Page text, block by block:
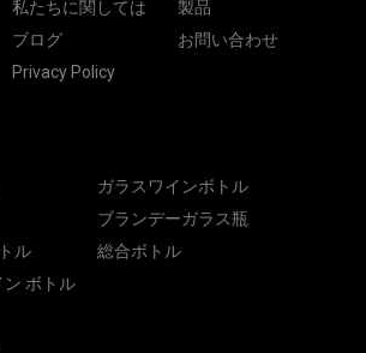
私たちに関しては
製品
ブログ
お問い合わせ
Privacy Policy
ガラスワインボトル
ブランデーガラス瓶
ル
総合ボトル
ン ボトル